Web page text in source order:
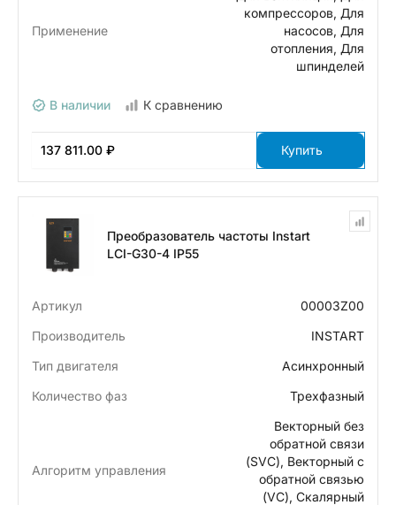
Применение
компрессоров, Для
насосов, Для
отопления, Для
шпинделей
В наличии К сравнению
137 811.00 ₽ Купить
Преобразователь частоты Instart
LCI-G30-4 IP55
Артикул
00003Z00
Производитель
INSTART
Тип двигателя
Асинхронный
Количество фаз
Трехфазный
Алгоритм управления
Векторный без
обратной связи
(SVC), Векторный с
обратной связью
(VC), Скалярный